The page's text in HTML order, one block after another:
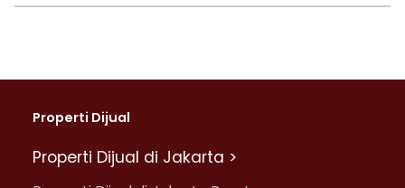
Properti Dijual
Properti Dijual di Jakarta >